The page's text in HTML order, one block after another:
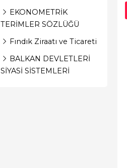
EKONOMETRİK
TERİMLER SÖZLÜĞÜ
Fındık Ziraatı ve Ticareti
BALKAN DEVLETLERİ
SİYASİ SİSTEMLERİ